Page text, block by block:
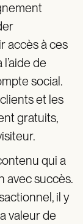
accès à ces
de
social.
et les
gratuits,
qui a
avec succès.
il y
valeur de